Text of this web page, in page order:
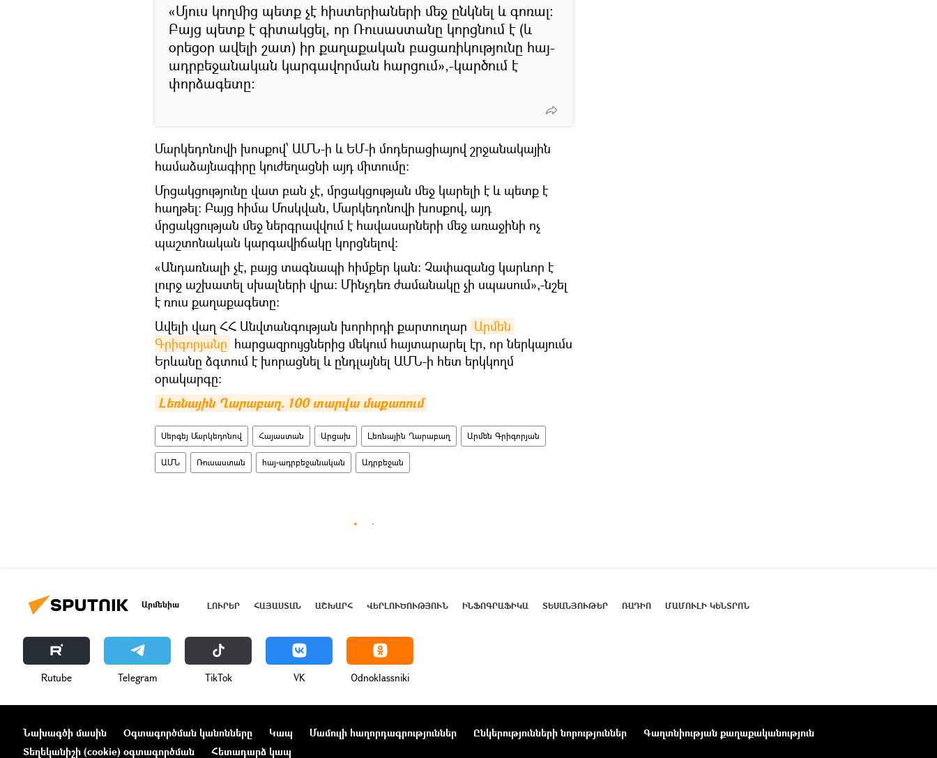
«Մյուս կողմից պետք չէ հիստերիաների մեջ ընկնել և գոռալ։
Բայց պետք է գիտակցել, որ Ռուսաստանը կորցնում է (և
օրեցօր ավելի շատ) իր քաղաքական բացառիկությունը հայ-
ադրբեջանական կարգավորման հարցում»,-կարծում է
փորձագետը։
Մարկեդոնովի խոսքով՝ ԱՄՆ-ի և ԵՄ-ի մոդերացիայով շրջանակային
համաձայնագիրը կուժեղացնի այդ միտումը։
Մրցակցությունը վատ բան չէ, մրցակցության մեջ կարելի է և պետք է
հաղթել։ Բայց հիմա Մոսկվան, Մարկեդոնովի խոսքով, այդ
մրցակցության մեջ ներգրավվում է հավասարների մեջ առաջինի ոչ
պաշտոնական կարգավիճակը կորցնելով։
«Անդառնալի չէ, բայց տագնապի հիմքեր կան։ Չափազանց կարևոր է
լուրջ աշխատել սխալների վրա։ Մինչդեռ ժամանակը չի սպասում»,-նշել
է ռուս քաղաքագետը։
Ավելի վաղ ՀՀ Անվտանգության խորհրդի քարտուղար Արմեն
Գրիգորյանը հարցազրույցներից մեկում հայտարարել էր, որ ներկայումս
Երևանը ձգտում է խորացնել և ընդլայնել ԱՄՆ-ի հետ երկկողմ
օրակարգը:
Լեռնային Ղարաբաղ. 100 տարվա մաքառում
Սերգեյ Մարկեդոնով Հայաստան Արցախ Լեռնային Ղարաբաղ Արմեն Գրիգորյան
ԱՄՆ Ռուսաստան հայ-ադրբեջանական Ադրբեջան
Արմենիա ԼՈՒՐԵՐ ՀԱՅԱՍՏԱՆ ԱՇԽԱՐՀ ՎԵՐԼՈՒԾՈՒԹՅՈՒՆ ԻՆՖՈԳՐԱՖԻԿԱ ՏԵՍԱՆՅՈՒԹԵՐ ՌԱԴԻՈ ՄԱՄՈՒԼԻ ԿԵՆՏՐՈՆ
Rutube Telegram ТikТоk VK Odnoklassniki
Նախագծի մասին Օգտագործման կանոնները Կապ Մամուլի հաղորդագրություններ Ընկերությունների նորություններ
Գաղտնիության քաղաքականություն
Տեղեկանիշի (cookie) օգտագործման
Հետադարձ կապ